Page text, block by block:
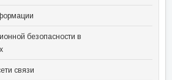
безопасности в
связи